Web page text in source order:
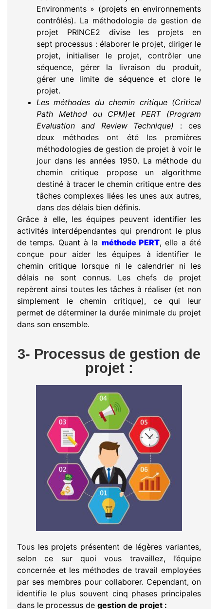
Environments » (projets en environnements
contrôlés). La méthodologie de gestion de
projet PRINCE2 divise les projets en
sept processus : élaborer le projet, diriger le
projet, initialiser le projet, contrôler une
séquence, gérer la livraison du produit,
gérer une limite de séquence et clore le
projet.
Les méthodes du chemin critique (Critical
Path Method ou CPM)etPERT (Program
Evaluation and Review Technique) : ces
deux méthodes ont été les premières
méthodologies de gestion de projet à voir le
jour dans les années 1950. La méthode du
chemin critique propose un algorithme
destiné à tracer le chemin critique entre des
tâches complexes liées les unes aux autres,
dans des délais bien définis.
Grâce à elle, les équipes peuvent identifier les
activités interdépendantes qui prendront le plus
de temps. Quant à la méthode PERT, elle a été
conçue pour aider les équipes à identifier le
chemin critique lorsque ni le calendrier ni les
délais ne sont connus. Les chefs de projet
repèrent ainsi toutes les tâches à réaliser (et non
simplement le chemin critique), ce qui leur
permet de déterminer la durée minimale du projet
dans son ensemble.
3- Processus de gestion de
projet :
Tous les projets présentent de légères variantes,
selon ce sur quoi vous travaillez, l’équipe
concernée et les méthodes de travail employées
par ses membres pour collaborer. Cependant, on
identifie le plus souvent cinq phases principales
dans le processus de gestion de projet :